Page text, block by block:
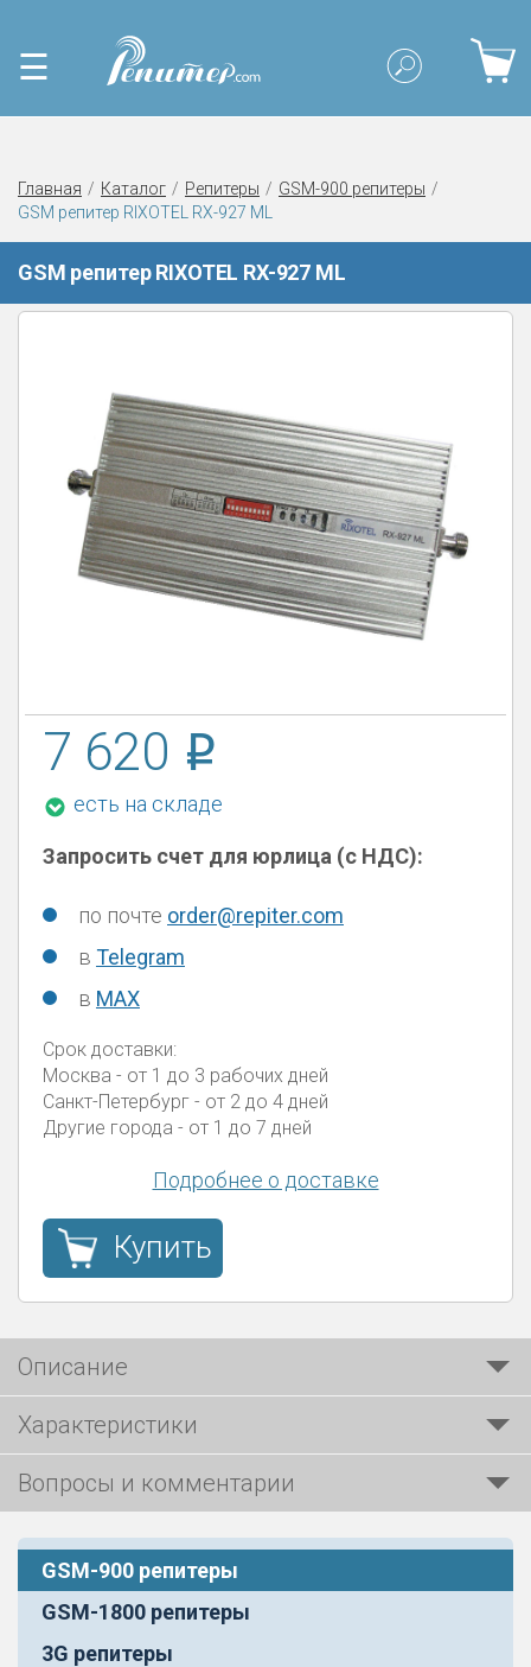
☰
Главная Каталог Репитеры
GSM-900 репитеры
GSM репитер RIXOTEL RX-927 ML
GSM репитер RIXOTEL RX-927 ML
7 620
есть на складе
Запросить счет для юрлица (с НДС):
по почте order@repiter.com
в Telegram
в MAX
Срок доставки:
Москва - от 1 до 3 рабочих дней
Санкт-Петербург - от 2 до 4 дней
Другие города - от 1 до 7 дней
Подробнее о доставке
Купить
Описание
Характеристики
Вопросы и комментарии
GSM-900 репитеры
GSM-1800 репитеры
3G репитеры